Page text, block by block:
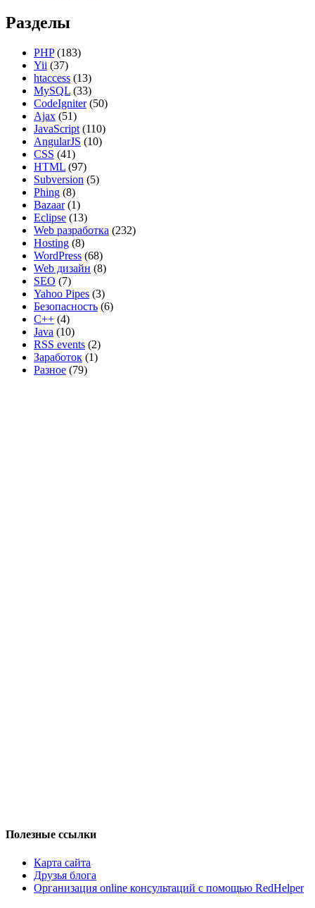
Разделы
PHP(183)
Yii (37)
htaccess (13)
MySQL (33)
CodeIgniter(50)
Ajax (51)
JavaScript (110)
AngularJS (10)
CSS (41)
HTML (97)
Subversion (5)
Phing (8)
Bazaar(1)
Eclipse (13)
Web разработка (232)
Hosting (8)
WordPress (68)
Web дизайн (8)
SEO (7)
Yahoo Pipes (3)
Безопасность (6)
C++ (4)
Java (10)
RSS events (2)
Заработок (1)
Разное (79)
Полезные ссылки
Карта сайта
Друзья блога
Организация online консультаций с помощью RedHelper